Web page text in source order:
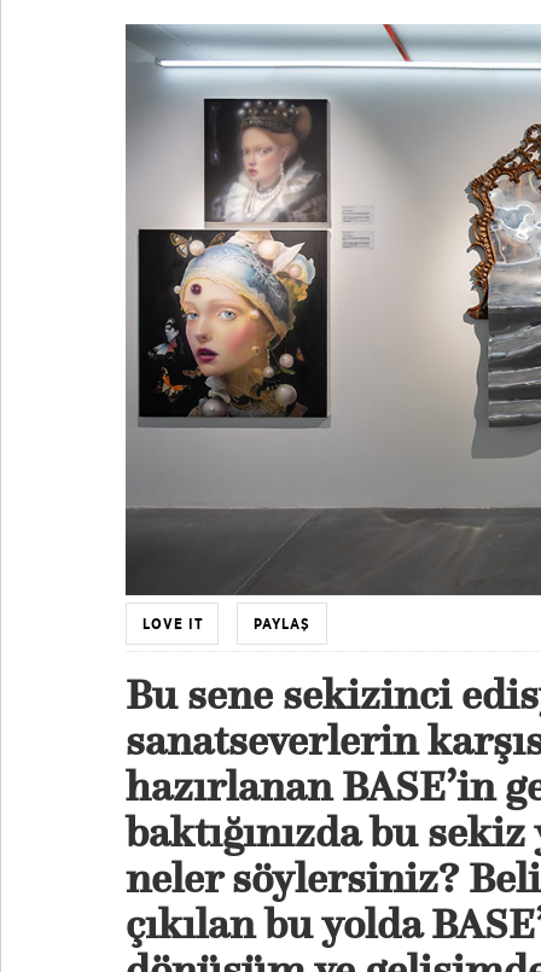
LOVE IT PAYLAŞ
Bu sene sekizinci
sanatseverlerin
hazırlanan BASE’in
baktığınızda bu
neler söylersiniz?
çıkılan bu yolda